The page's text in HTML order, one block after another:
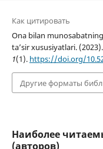
Как цитировать
Ona bilan
ta’sir xususiyatlari. (2023).
1(1). https://doi.org/
Другие форматы
Наиболее
(авторов)